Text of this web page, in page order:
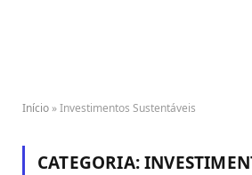
Início »Investimentos Sustentáveis
CATEGORIA: